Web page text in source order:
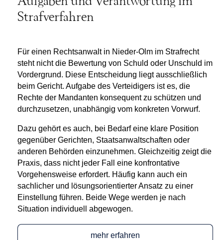
Strafverfahren
Für einen Rechtsanwalt in Nieder-Olm im Strafrecht
steht nicht die Bewertung von Schuld oder Unschuld im
Vordergrund. Diese Entscheidung liegt ausschließlich
beim Gericht. Aufgabe des Verteidigers ist es, die
Rechte der Mandanten konsequent zu schützen und
durchzusetzen, unabhängig vom konkreten Vorwurf.
Dazu gehört es auch, bei Bedarf eine klare Position
gegenüber Gerichten, Staatsanwaltschaften oder
anderen Behörden einzunehmen. Gleichzeitig zeigt die
Praxis, dass nicht jeder Fall eine konfrontative
Vorgehensweise erfordert. Häufig kann auch ein
sachlicher und lösungsorientierter Ansatz zu einer
Einstellung führen. Beide Wege werden je nach
Situation individuell abgewogen.
mehr erfahren